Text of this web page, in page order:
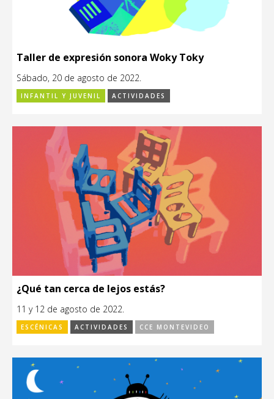
Taller de expresión sonora Woky Toky
Sábado, 20 de agosto de 2022.
INFANTIL Y JUVENIL ACTIVIDADES
¿Qué tan cerca de lejos estás?
11 y 12 de agosto de 2022.
ESCÉNICAS ACTIVIDADES CCE MONTEVIDEO